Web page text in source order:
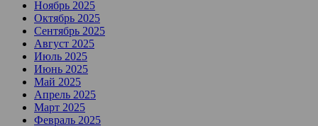
Ноябрь 2025
Октябрь 2025
Сентябрь 2025
Август 2025
Июль 2025
Июнь 2025
Май 2025
Апрель 2025
Март 2025
Февраль 2025